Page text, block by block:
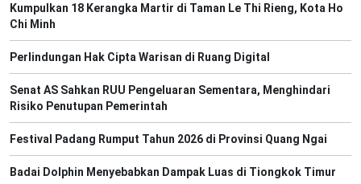
Kumpulkan 18 Kerangka Martir di Taman Le Thi Rieng, Kota Ho
Chi Minh
Perlindungan Hak Cipta Warisan di Ruang Digital
Senat AS Sahkan RUU Pengeluaran Sementara, Menghindari
Risiko Penutupan Pemerintah
Festival Padang Rumput Tahun 2026 di Provinsi Quang Ngai
Badai Dolphin Menyebabkan Dampak Luas di Tiongkok Timur